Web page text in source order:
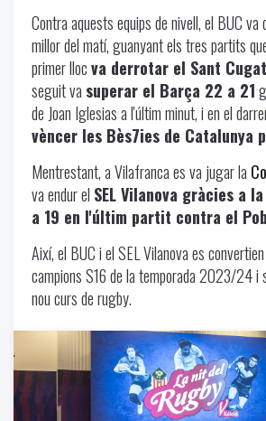
Contra aquests equips de nivell, el BUC va
millor del matí, guanyant els tres partits
primer llocva derrotar el Sant
seguit va superar el Barça 22 a 21
de Joan Iglesias a l'últim minut, i en el
vèncer les Bès7ies de Catalunya
Mentrestant, a Vilafranca es va jugar la
va endur el SEL Vilanova gràcies a
a 19 en l'últim partit contra el
Així, el BUC i el SEL Vilanova es
campions S16 de la temporada 2023/24 i
nou curs de rugby.
Uncategorized 06/12/2024